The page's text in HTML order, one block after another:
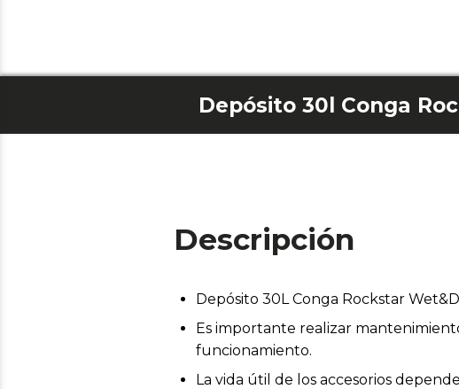
Descripción
Depósito 30L Conga Rockstar
Es importante realizar
funcionamiento.
La vida útil de los accesorios